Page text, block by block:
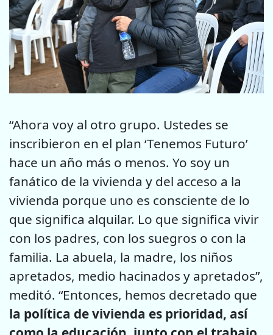
“Ahora voy al otro grupo. Ustedes se
inscribieron en el plan ‘Tenemos Futuro’
hace un año más o menos. Yo soy un
fanático de la vivienda y del acceso a la
vivienda porque uno es consciente de lo
que significa alquilar. Lo que significa vivir
con los padres, con los suegros o con la
familia. La abuela, la madre, los niños
apretados, medio hacinados y apretados”,
meditó. “Entonces, hemos decretado que
la política de vivienda es prioridad, así